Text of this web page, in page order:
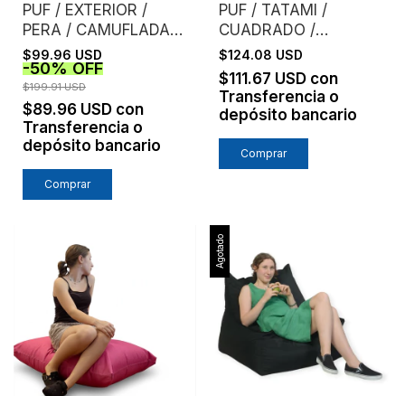
PUF / EXTERIOR /
PERA / CAMUFLADA /
MARRON
$99.96 USD
-50%OFF
$199.91 USD
$89.96 USD con
Transferencia o
depósito bancario
PUF / TATAMI /
CUADRADO /
GRANDE
$124.08 USD
$111.67 USD con
Transferencia o
depósito bancario
Agotado